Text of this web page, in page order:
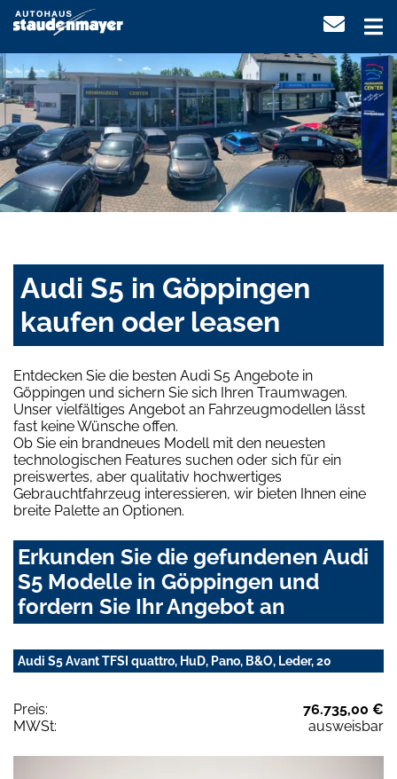
Audi S5 in Göppingen
kaufen oder leasen
Entdecken Sie die besten Audi S5 Angebote in
Göppingen und sichern Sie sich Ihren Traumwagen.
Unser vielfältiges Angebot an Fahrzeugmodellen lässt
fast keine Wünsche offen.
Ob Sie ein brandneues Modell mit den neuesten
technologischen Features suchen oder sich für ein
preiswertes, aber qualitativ hochwertiges
Gebrauchtfahrzeug interessieren, wir bieten Ihnen eine
breite Palette an Optionen.
Erkunden Sie die gefundenen Audi
S5 Modelle in Göppingen und
fordern Sie Ihr Angebot an
Audi S5 Avant TFSI quattro, HuD, Pano, B&O, Leder, 20
Preis:
76.735,00 €
MWSt:
ausweisbar